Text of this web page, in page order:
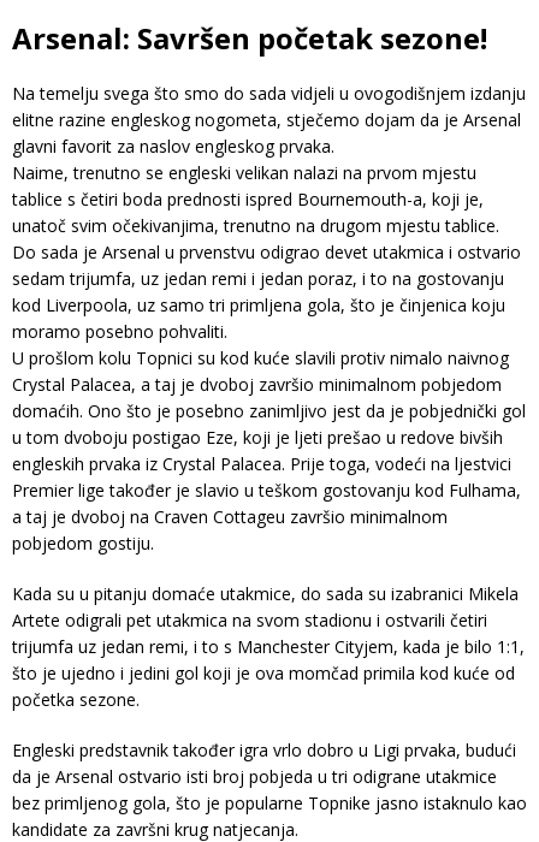
Arsenal: Savršen početak sezone!
Na temelju svega što smo do sada vidjeli u ovogodišnjem izdanju
elitne razine engleskog nogometa, stječemo dojam da je Arsenal
glavni favorit za naslov engleskog prvaka.
Naime, trenutno se engleski velikan nalazi na prvom mjestu
tablice s četiri boda prednosti ispred Bournemouth-a, koji je,
unatoč svim očekivanjima, trenutno na drugom mjestu tablice.
Do sada je Arsenal u prvenstvu odigrao devet utakmica i ostvario
sedam trijumfa, uz jedan remi i jedan poraz, i to na gostovanju
kod Liverpoola, uz samo tri primljena gola, što je činjenica koju
moramo posebno pohvaliti.
U prošlom kolu Topnici su kod kuće slavili protiv nimalo naivnog
Crystal Palacea, a taj je dvoboj završio minimalnom pobjedom
domaćih. Ono što je posebno zanimljivo jest da je pobjednički gol
u tom dvoboju postigao Eze, koji je ljeti prešao u redove bivših
engleskih prvaka iz Crystal Palacea. Prije toga, vodeći na ljestvici
Premier lige također je slavio u teškom gostovanju kod Fulhama,
a taj je dvoboj na Craven Cottageu završio minimalnom
pobjedom gostiju.
Kada su u pitanju domaće utakmice, do sada su izabranici Mikela
Artete odigrali pet utakmica na svom stadionu i ostvarili četiri
trijumfa uz jedan remi, i to s Manchester Cityjem, kada je bilo 1:1,
što je ujedno i jedini gol koji je ova momčad primila kod kuće od
početka sezone.
Engleski predstavnik također igra vrlo dobro u Ligi prvaka, budući
da je Arsenal ostvario isti broj pobjeda u tri odigrane utakmice
bez primljenog gola, što je popularne Topnike jasno istaknulo kao
kandidate za završni krug natjecanja.